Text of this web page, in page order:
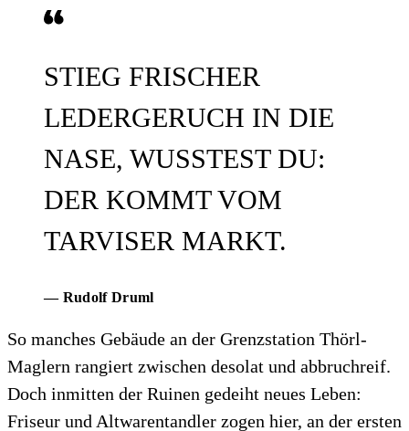
STIEG FRISCHER
LEDERGERUCH IN DIE
NASE, WUSSTEST DU:
DER KOMMT VOM
TARVISER MARKT.
— Rudolf Druml
So manches Gebäude an der Grenzstation Thörl-
Maglern rangiert zwischen desolat und abbruchreif.
Doch inmitten der Ruinen gedeiht neues Leben:
Friseur und Altwarentandler zogen hier, an der ersten